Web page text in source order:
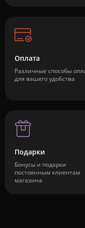
Оплата
Различные способы
для вашего удобства
Подарки
Бонусы и подарки
постоянным клиентам
магазина